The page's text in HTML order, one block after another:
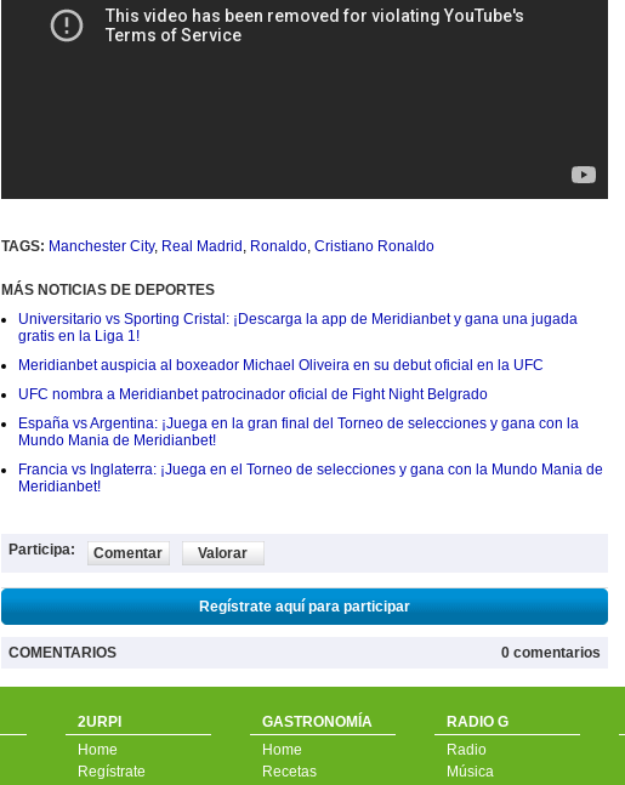
TAGS: Manchester City, Real Madrid , Ronaldo, Cristiano Ronaldo
MÁS NOTICIAS DE DEPORTES
Universitario vs Sporting Cristal: ¡Descarga la app de Meridianbet y gana una jugada
gratis en la Liga 1!
Meridianbet auspicia al boxeador Michael Oliveira en su debut oficial en la UFC
UFC nombra a Meridianbet patrocinador oficial de Fight Night Belgrado
España vs Argentina: ¡Juega en la gran final del Torneo de selecciones y gana con la
Mundo Mania de Meridianbet!
Francia vs Inglaterra: ¡Juega en el Torneo de selecciones y gana con la Mundo Mania de
Meridianbet!
Participa: Comentar Valorar
Regístrate aquí para participar
COMENTARIOS 0 comentarios
2URPI
Home
Regístrate
GASTRONOMÍA
Home
Recetas
RADIO G
Radio
Música